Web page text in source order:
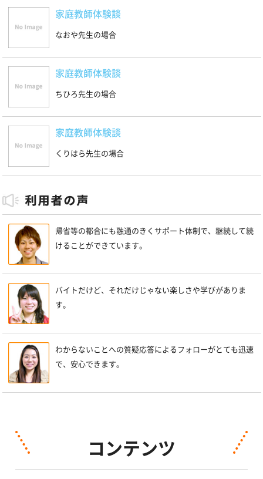
家庭教師体験談
なおや先生の場合
家庭教師体験談
ちひろ先生の場合
家庭教師体験談
くりはら先生の場合
帰省等の都合にも融通のきくサポート体制で、継続して続
けることができています。
バイトだけど、それだけじゃない楽しさや学びがありま
す。
わからないことへの質疑応答によるフォローがとても迅速
で、安心できます。
コンテンツ